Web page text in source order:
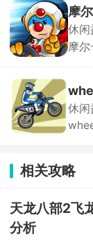
欢，
忆，
开始
让这
摩
休闲
摩尔
良，
可
开激
道具
休闲
入不
成一
够打
战。
相关攻略
天龙八部2飞
分析